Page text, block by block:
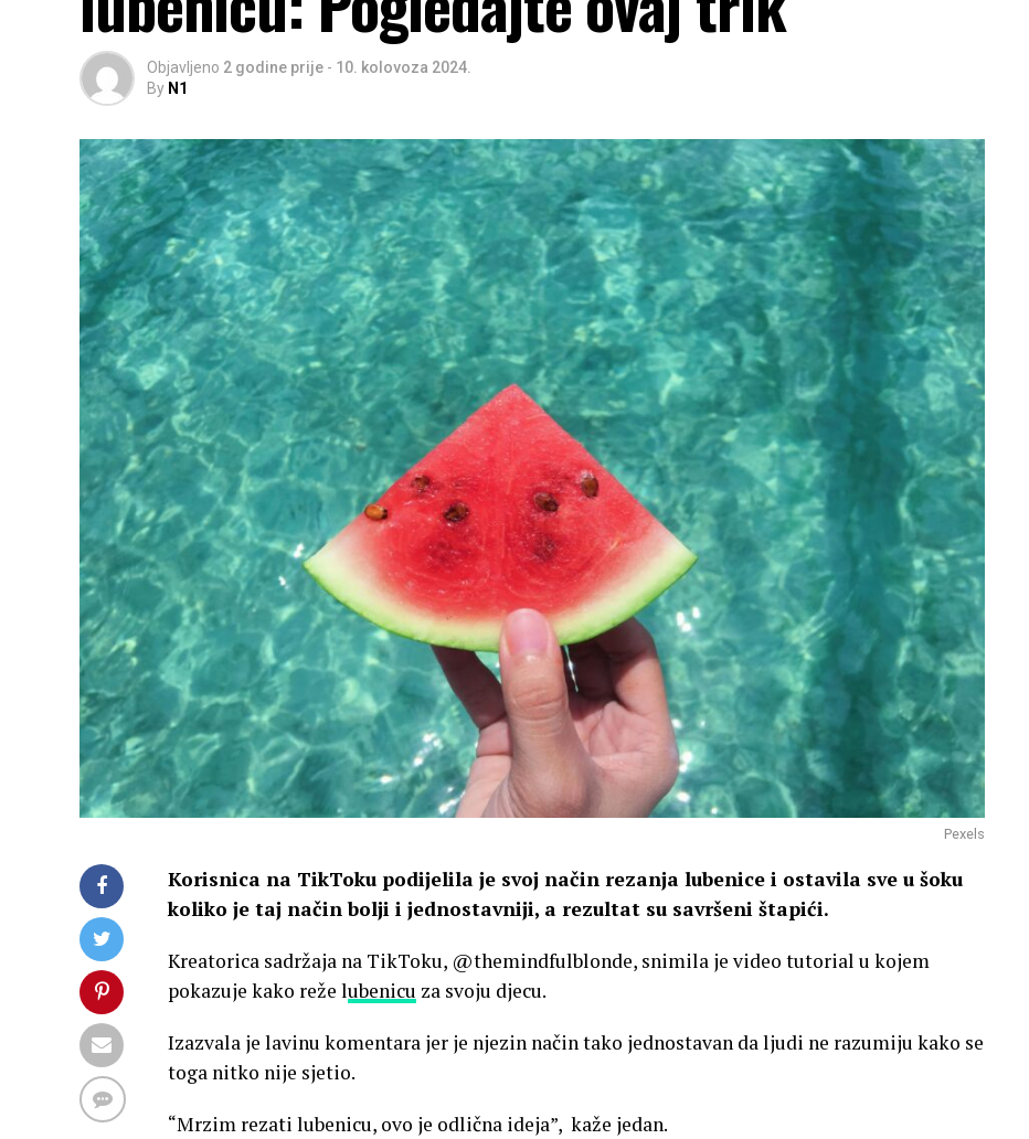
Objavljeno 2 godine prije - 10. kolovoza 2024.
By N1
Pexels
Korisnica na TikToku podijelila je svoj način rezanja lubenice i ostavila sve u šoku
koliko je taj način bolji i jednostavniji, a rezultat su savršeni štapići.
Kreatorica sadržaja na TikToku, @themindfulblonde, snimila je video tutorial u kojem
pokazuje kako reže lubenicu za svoju djecu.
Izazvala je lavinu komentara jer je njezin način tako jednostavan da ljudi ne razumiju kako se
toga nitko nije sjetio.
“Mrzim rezati lubenicu, ovo je odlična ideja”, kaže jedan.